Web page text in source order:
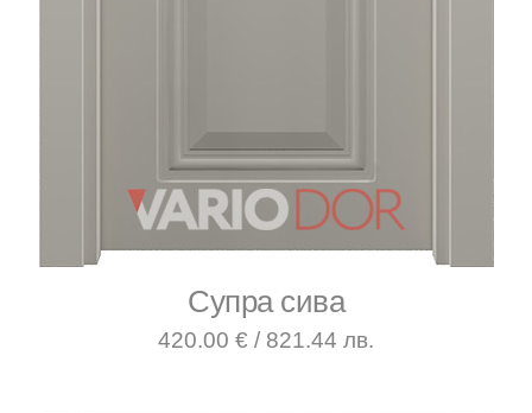
Супра сива
420.00 € / 821.44 лв.